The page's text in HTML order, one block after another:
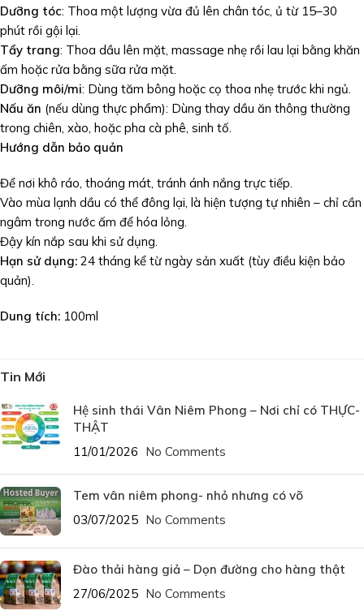
Dưỡng tóc: Thoa một lượng vừa đủ lên chân tóc, ủ từ 15–30
phút rồi gội lại.
Tẩy trang: Thoa dầu lên mặt, massage nhẹ rồi lau lại bằng khăn
ấm hoặc rửa bằng sữa rửa mặt.
Dưỡng môi/mi: Dùng tăm bông hoặc cọ thoa nhẹ trước khi ngủ.
Nấu ăn (nếu dùng thực phẩm): Dùng thay dầu ăn thông thường
trong chiên, xào, hoặc pha cà phê, sinh tố.
Hướng dẫn bảo quản
Để nơi khô ráo, thoáng mát, tránh ánh nắng trực tiếp.
Vào mùa lạnh dầu có thể đông lại, là hiện tượng tự nhiên – chỉ cần
ngâm trong nước ấm để hóa lỏng.
Đậy kín nắp sau khi sử dụng.
Hạn sử dụng: 24 tháng kể từ ngày sản xuất (tùy điều kiện bảo
quản).
Dung tích: 100ml
Tin Mới
Hệ sinh thái Vân Niêm Phong – Nơi chỉ có THỰC-
THẬT
11/01/2026 No Comments
Tem vân niêm phong- nhỏ nhưng có võ
03/07/2025 No Comments
Đào thải hàng giả – Dọn đường cho hàng thật
27/06/2025 No Comments